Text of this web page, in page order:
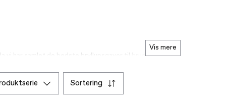
vis mere
har samlet de bedste bryllupsgaver til brudeparret.
til deres køkken, såsom et sæt vinglas eller gryder
personlig bryllupsgave, som en køkkenmaskine til
så godt, i så fald kan I købe en traditionel
sortering